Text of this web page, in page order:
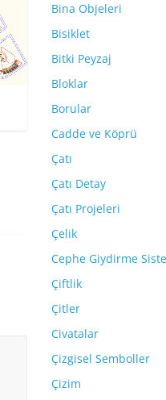
Bina Objeleri
Bisiklet
Bitki Peyzaj
Bloklar
Borular
Cadde ve Köprü
Çatı
Çatı Detay
Çatı Projeleri
Çelik
Cephe Giydirme
Çiftlik
Çitler
Civatalar
Çizgisel Semboller
Çizim